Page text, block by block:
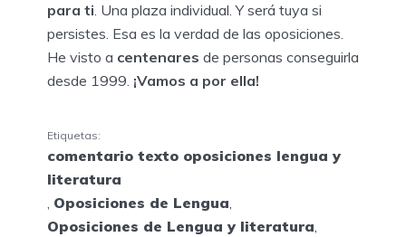
para ti. Una plaza individual. Y será tuya si
persistes. Esa es la verdad de las oposiciones.
He visto a centenares de personas conseguirla
desde 1999. ¡Vamos a por ella!
Etiquetas:
comentario texto oposiciones lengua y
literatura
, Oposiciones de Lengua,
Oposiciones de Lengua y literatura,